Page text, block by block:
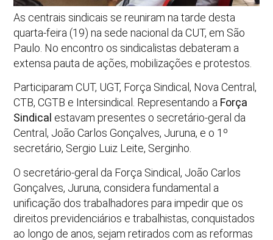
As centrais sindicais se reuniram na tarde desta
quarta-feira (19) na sede nacional da CUT, em São
Paulo. No encontro os sindicalistas debateram a
extensa pauta de ações, mobilizações e protestos.
Participaram CUT, UGT, Força Sindical, Nova Central,
CTB, CGTB e Intersindical. Representando a Força
Sindical estavam presentes o secretário-geral da
Central, João Carlos Gonçalves, Juruna, e o 1º
secretário, Sergio Luiz Leite, Serginho.
O secretário-geral da Força Sindical, João Carlos
Gonçalves, Juruna, considera fundamental a
unificação dos trabalhadores para impedir que os
direitos previdenciários e trabalhistas, conquistados
ao longo de anos, sejam retirados com as reformas